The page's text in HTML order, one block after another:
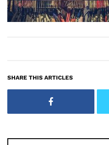
SHARE THIS ARTICLES